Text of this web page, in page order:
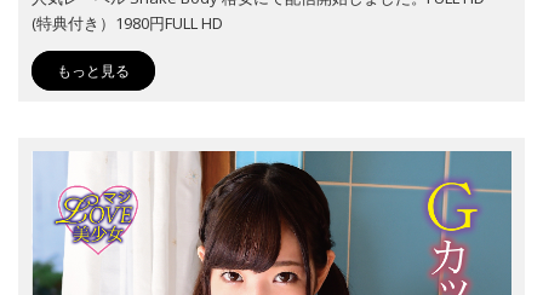
(特典付き）1980円FULL HD
もっと見る